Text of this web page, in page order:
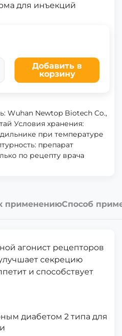
для инъекций
Добавить в
корзину
Wuhan Newtop Biotech Co.,
Условия хранения:
при температуре
препарат
по рецепту врача
применениюСпособ
агонист рецепторов
секрецию
и способствует
диабетом 2 типа для